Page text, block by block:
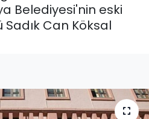
Belediyesi'nin eski
Can Köksal